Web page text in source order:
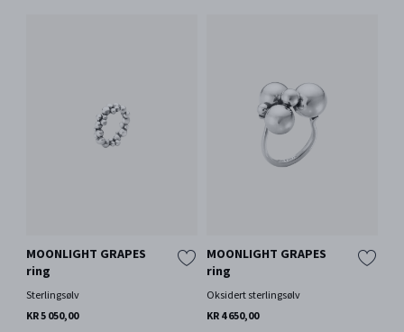
MOONLIGHT GRAPES
ring
Sterlingsølv
KR 5 050,00
MOONLIGHT GRAPES
ring
Oksidert sterlingsølv
KR 4 650,00